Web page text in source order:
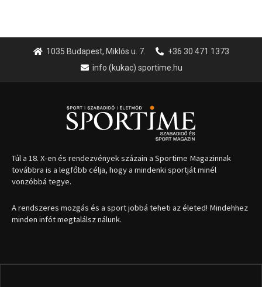
1035 Budapest, Miklós u. 7.
+36 30 471 1373
info (kukac) sportime.hu
Túl a 18. X-en és rendezvények százain a Sportime Magazinnak
továbbra is a legfőbb célja, hogy a mindenki sportját minél
vonzóbbá tegye.
A rendszeres mozgás és a sport jobbá teheti az életed! Mindehhez
minden infót megtalálsz nálunk.